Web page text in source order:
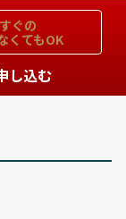
ぐの
くてもOK
し込む